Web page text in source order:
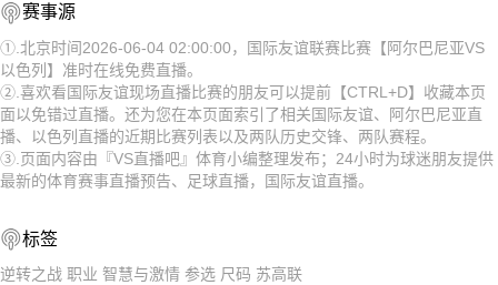
2026-08-16 【国际友谊】 阿尔巴尼亚VS以色列
2026-08-16 【国际友谊】 阿尔巴尼亚VS以色列
2026-08-16 【国际友谊】 阿尔巴尼亚VS以色列
2026-08-16 【国际友谊】 阿尔巴尼亚VS以色列
2026-08-16 【国际友谊】 阿尔巴尼亚VS以色列
2026-08-16 【国际友谊】 阿尔巴尼亚VS以色列
赛事源
①.北京时间2026-06-04 02:00:00，国际友谊联赛比赛【阿尔巴尼亚VS
以色列】准时在线免费直播。
②.喜欢看国际友谊现场直播比赛的朋友可以提前【CTRL+D】收藏本页
面以免错过直播。还为您在本页面索引了相关国际友谊、阿尔巴尼亚直
播、以色列直播的近期比赛列表以及两队历史交锋、两队赛程。
③.页面内容由『VS直播吧』体育小编整理发布；24小时为球迷朋友提供
最新的体育赛事直播预告、足球直播，国际友谊直播。
标签
逆转之战 职业 智慧与激情 参选 尺码 苏高联